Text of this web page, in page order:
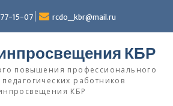
15-07 rcdo_kbr@mail.ru
КБР
повышения профессионального
педагогических работников
КБР